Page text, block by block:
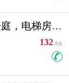
二中学区房，名仕豪庭，电梯房，双南卧室，单价低，急售
132 万元